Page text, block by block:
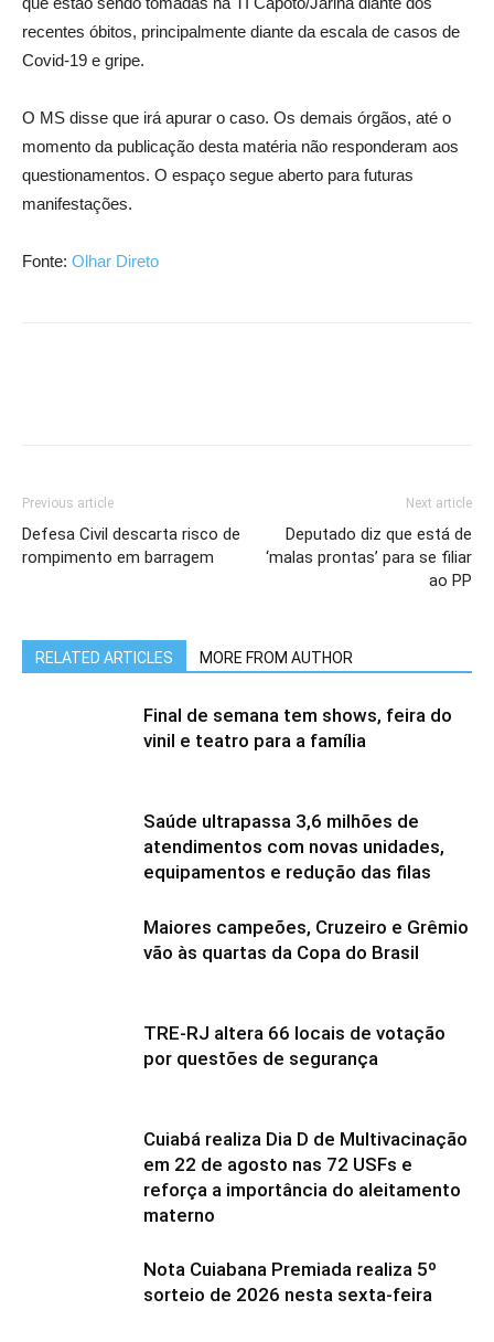
recentes óbitos, principalmente diante da escala de casos de
Covid-19 e gripe.
O MS disse que irá apurar o caso. Os demais órgãos, até o
momento da publicação desta matéria não responderam aos
questionamentos. O espaço segue aberto para futuras
manifestações.
Fonte: Olhar Direto
Previous article
Defesa Civil descarta risco de
rompimento em barragem
Next article
Deputado diz que está de
‘malas prontas’ para se filiar
ao PP
RELATED ARTICLES MORE FROM AUTHOR
Final de semana tem shows, feira do
vinil e teatro para a família
Saúde ultrapassa 3,6 milhões de
atendimentos com novas unidades,
equipamentos e redução das filas
Maiores campeões, Cruzeiro e Grêmio
vão às quartas da Copa do Brasil
TRE-RJ altera 66 locais de votação
por questões de segurança
Cuiabá realiza Dia D de Multivacinação
em 22 de agosto nas 72 USFs e
reforça a importância do aleitamento
materno
Nota Cuiabana Premiada realiza 5º
sorteio de 2026 nesta sexta-feira